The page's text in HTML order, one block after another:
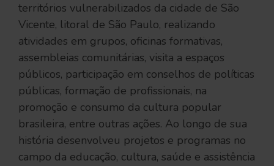
territórios vulnerabilizados da cidade de São
Vicente, litoral de São Paulo, realizando
atividades em grupos, oficinas formativas,
assembleias comunitárias, visita a espaços
públicos, participação em conselhos de políticas
públicas, formação de profissionais, na
promoção e consumo da cultura popular
brasileira, entre outras ações. Ao longo de sua
história desenvolveu projetos e programas no
campo da educação, cultura, saúde e assistência